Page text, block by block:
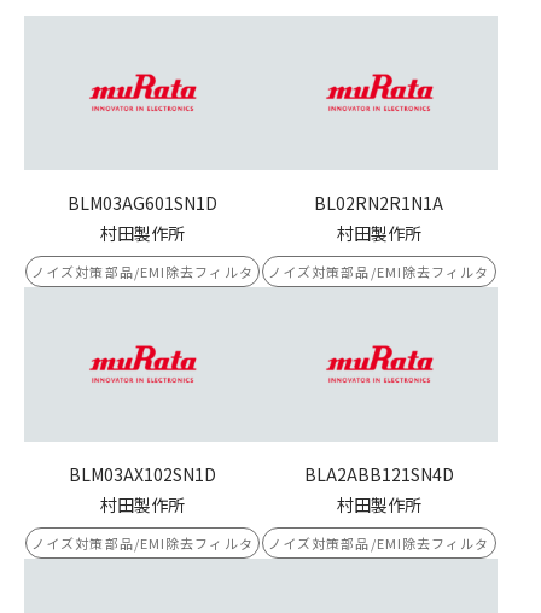
BLM03AG601SN1D
村田製作所
ノイズ対策部品/EMI除去フィルタ
BL02RN2R1N1A
村田製作所
ノイズ対策部品/EMI除去フィルタ
BLM03AX102SN1D
村田製作所
ノイズ対策部品/EMI除去フィルタ
BLA2ABB121SN4D
村田製作所
ノイズ対策部品/EMI除去フィルタ